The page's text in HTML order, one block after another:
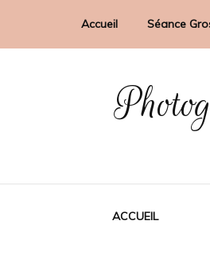
Accueil Séance
ACCUEIL